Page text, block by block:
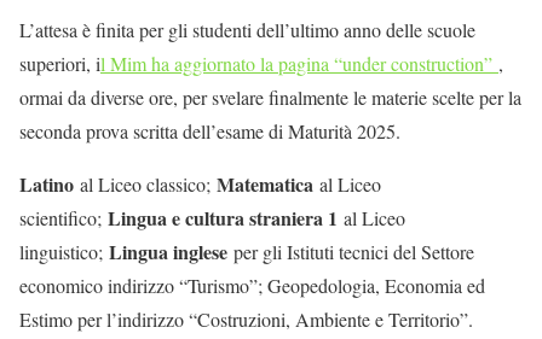
L’attesa è finita per gli studenti dell’ultimo anno delle scuole
superiori, il Mim ha aggiornato la pagina “under construction” ,
ormai da diverse ore, per svelare finalmente le materie scelte per la
seconda prova scritta dell’esame di Maturità 2025.
Latino al Liceo classico; Matematica al Liceo
scientifico; Lingua e cultura straniera 1 al Liceo
linguistico; Lingua inglese per gli Istituti tecnici del Settore
economico indirizzo “Turismo”; Geopedologia, Economia ed
Estimo per l’indirizzo “Costruzioni, Ambiente e Territorio”.